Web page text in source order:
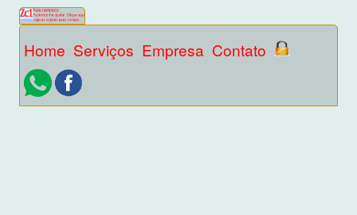
Home Serviços Empresa Contato